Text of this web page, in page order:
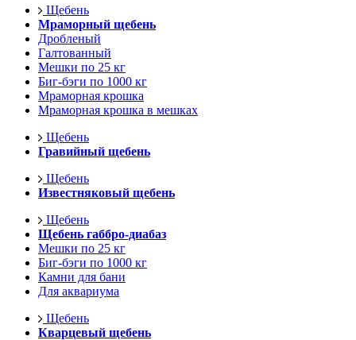
Щебень
Мраморный щебень
Дробленый
Галтованный
Мешки по 25 кг
Биг-бэги по 1000 кг
Мраморная крошка
Мраморная крошка в мешках
Щебень
Гравийный щебень
Щебень
Известняковый щебень
Щебень
Щебень габбро-диабаз
Мешки по 25 кг
Биг-бэги по 1000 кг
Камни для бани
Для аквариума
Щебень
Кварцевый щебень